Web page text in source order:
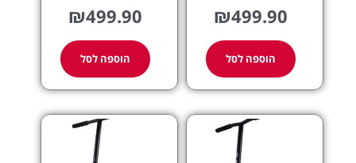
₪499.90
הוספה לסל
₪499.90
הוספה לסל